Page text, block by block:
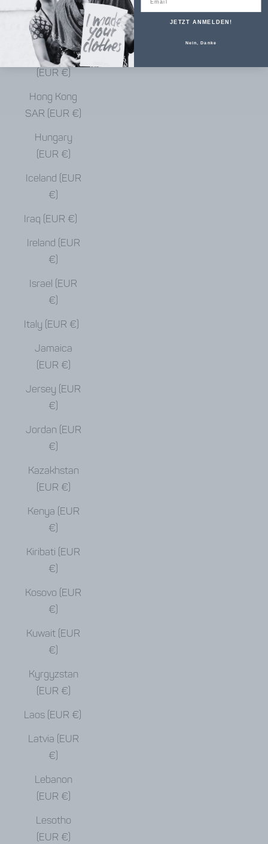
€)
Haiti (EUR €)
Honduras
(EUR €)
Hong Kong
SAR (EUR €)
Hungary
(EUR €)
Iceland (EUR
€)
Iraq (EUR €)
Ireland (EUR
€)
Israel (EUR
€)
Italy (EUR €)
Jamaica
(EUR €)
Jersey (EUR
€)
Jordan (EUR
€)
Kazakhstan
(EUR €)
Kenya (EUR
€)
Kiribati (EUR
€)
Kosovo (EUR
€)
Kuwait (EUR
€)
Kyrgyzstan
(EUR €)
Laos (EUR €)
Latvia (EUR
€)
Lebanon
(EUR €)
Lesotho
(EUR €)
JETZT ANMELDEN!
Nein, Danke